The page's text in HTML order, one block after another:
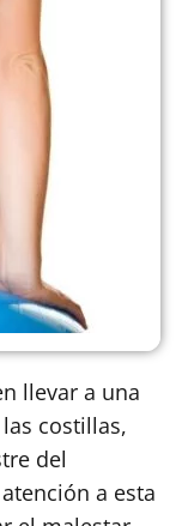
llevar a una
costillas,
del
a esta